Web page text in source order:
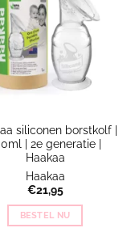
siliconen borstkolf |
| 2e generatie |
Haakaa
Haakaa
€21,95
BESTEL NU